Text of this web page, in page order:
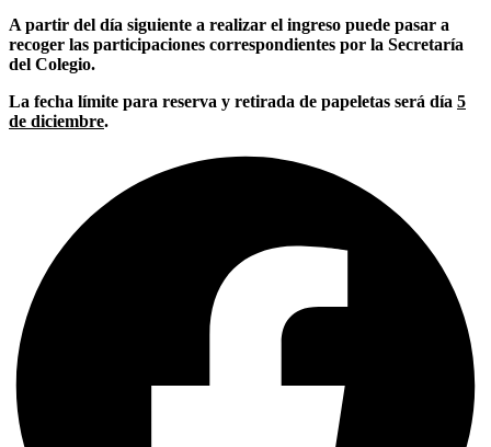
A partir del día siguiente a realizar el ingreso puede pasar a
recoger las participaciones correspondientes por la Secretaría
del Colegio.
La fecha límite para reserva y retirada de papeletas será día 5
de diciembre.